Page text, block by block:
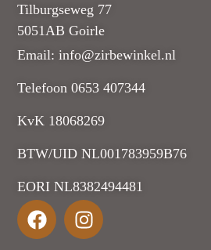
Tilburgseweg 77
5051AB Goirle
Email: info@zirbewinkel.nl
Telefoon 0653 407344
KvK 18068269
BTW/UID NL001783959B76
EORI NL8382494481